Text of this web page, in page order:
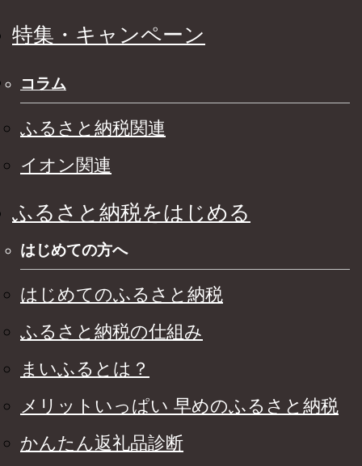
特集・キャンペーン
コラム
ふるさと納税関連
イオン関連
ふるさと納税をはじめる
はじめての方へ
はじめてのふるさと納税
ふるさと納税の仕組み
まいふるとは？
メリットいっぱい 早めのふるさと納税
かんたん返礼品診断